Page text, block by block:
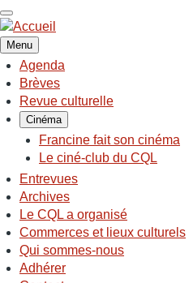
Aller
au
contenu
principal
Menu
NAVIGATION
PRINCIPALE
Agenda
Brèves
Revue culturelle
Cinéma
Francine fait son cinéma
Le ciné-club du CQL
Entrevues
Archives
Le CQL a organisé
Commerces et lieux culturels
Qui sommes-nous
Adhérer